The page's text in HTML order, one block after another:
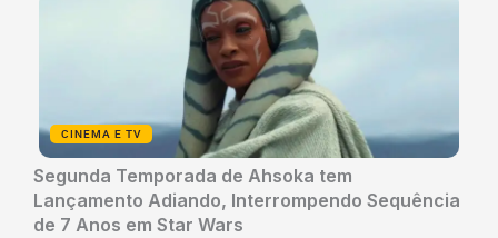
CINEMA E TV
Segunda Temporada de Ahsoka tem
Lançamento Adiando, Interrompendo Sequência
de 7 Anos em Star Wars